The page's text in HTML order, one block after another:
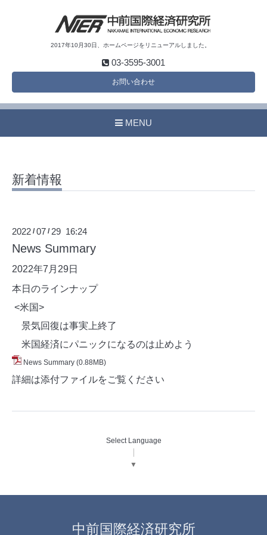
2017年10月30日、ホームページをリニューアルしました。
03-3595-3001
お問い合わせ
MENU
新着情報
2022 /07 / 29 16:24
News Summary
2022年7月29日
本日のラインナップ
<米国>
景気回復は事実上終了
米国経済にパニックになるのは止めよう
News Summary (0.88MB)
詳細は添付ファイルをご覧ください
Select Language
▼
中前国際経済研究所